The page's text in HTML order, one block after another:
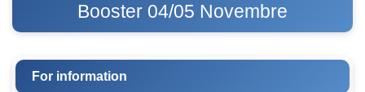
Booster 04/05 Novembre
For information